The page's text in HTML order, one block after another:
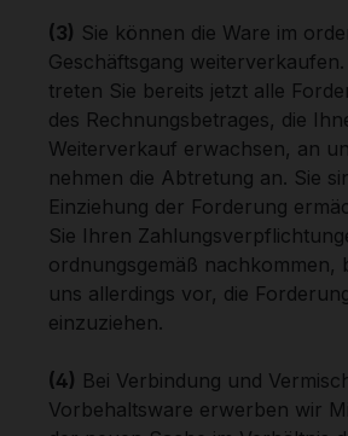
(3) Sie können die Ware im
Geschäftsgang
treten Sie bereits jetzt alle
des Rechnungsbetrages, die
Weiterverkauf erwachsen, an
nehmen die Abtretung an. Sie
Einziehung der Forderung
Sie Ihren
ordnungsgemäß nachkommen,
uns allerdings vor, die
einzuziehen.
(4) Bei Verbindung und
Vorbehaltsware erwerben wir